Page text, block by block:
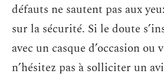
défauts ne sautent pas aux
sur la sécurité. Si le doute
avec un casque d’occasion ou
n’hésitez pas à solliciter un